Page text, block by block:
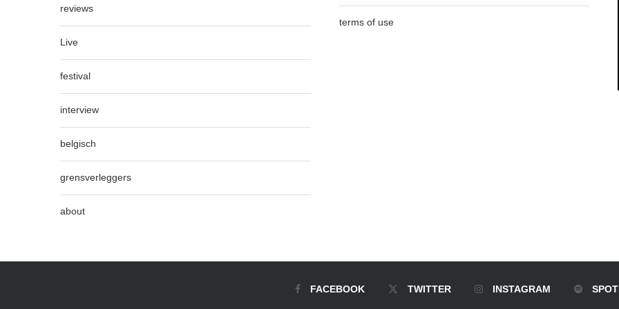
reviews
Live
festival
interview
belgisch
grensverleggers
about
terms of use
FACEBOOK TWITTER INSTAGRAM